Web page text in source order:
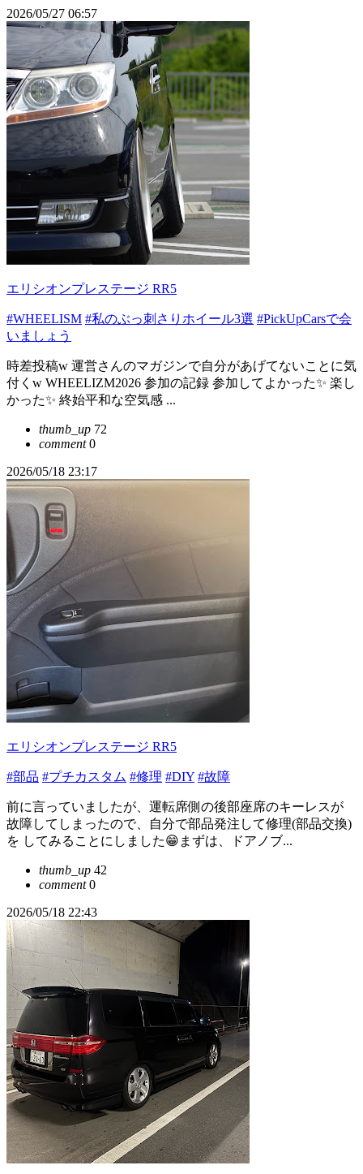
2026/05/27 06:57
エリシオンプレステージ RR5
#WHEELISM #私のぶっ刺さりホイール3選 #PickUpCarsで会
いましょう
時差投稿w 運営さんのマガジンで自分があげてないことに気
付くw WHEELIZM2026 参加の記録 参加してよかった✨ 楽し
かった✨ 終始平和な空気感 ...
thumb_up 72
comment0
2026/05/18 23:17
エリシオンプレステージ RR5
#部品 #プチカスタム #修理 #DIY #故障
前に言っていましたが、運転席側の後部座席のキーレスが
故障してしまったので、自分で部品発注して修理(部品交換)
を してみることにしました😁まずは、ドアノブ...
thumb_up 42
comment0
2026/05/18 22:43